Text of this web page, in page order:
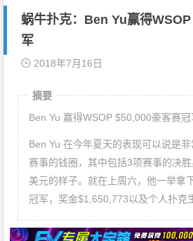
蜗牛扑克：Ben Yu赢得
军
2018年7月16日
摘要
Ben Yu 赢得WSOP $50,000豪客赛冠
Ben Yu 在今年夏天的表现可以说是
赛事的钱圈，其中包括3项赛事的决
美元的样子。就在上周六，他一举拿
冠军，奖金$1,650,773以及个人扑克